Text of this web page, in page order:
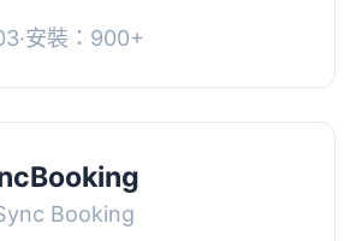
和可用性，並允許客人直接
進行...
·安裝：900+
Booking